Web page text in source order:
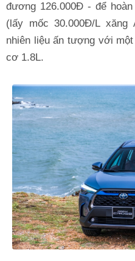
đương 126.000Đ - để
(lấy mốc 30.000Đ/L
nhiên liệu ấn tượng với
cơ 1.8L.